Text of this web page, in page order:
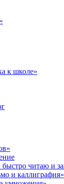
к школе»
быстро читаю и
и каллиграфия»